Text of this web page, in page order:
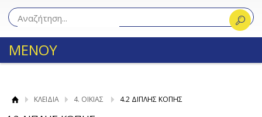
ΜΕΝΟΥ
ΚΛΕΙΔΙΑ 4. ΟΙΚΙΑΣ 4.2 ΔΙΠΛΗΣ ΚΟΠΗΣ